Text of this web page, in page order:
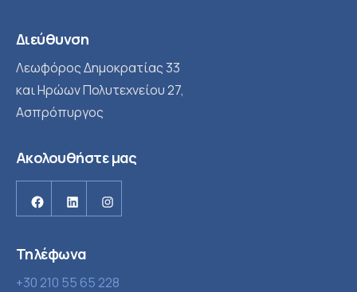
Διεύθυνση
Λεωφόρος Δημοκρατίας 33
και Ηρώων Πολυτεχνείου 27,
Ασπρόπυργος
Ακολουθήστε μας
FacebookLinkedinInstagram
Τηλέφωνα
+30 210 55 65 228